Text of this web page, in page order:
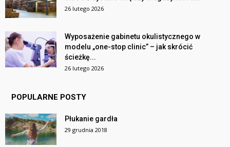
26 lutego 2026
Wyposażenie gabinetu okulistycznego w
modelu „one-stop clinic” – jak skrócić
ścieżkę...
26 lutego 2026
POPULARNE POSTY
Płukanie gardła
29 grudnia 2018